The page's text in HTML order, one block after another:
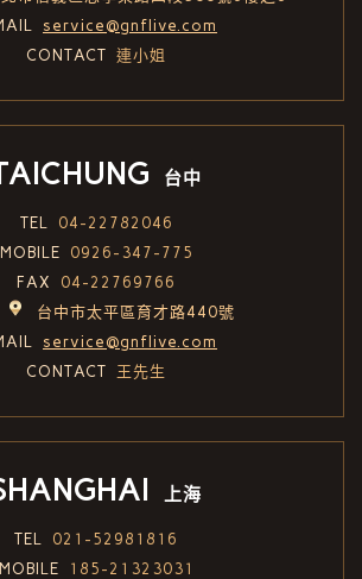
service@gnflive.com
CONTACT 連小姐
台中
TEL
04-22782046
MOBILE
0926-347-775
FAX
04-22769766
台中市太平區育才路440號
service@gnflive.com
CONTACT
王先生
上海
TEL
021-52981816
MOBILE
185-21323031